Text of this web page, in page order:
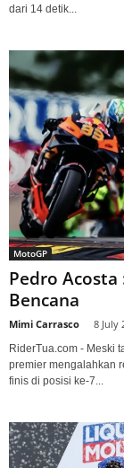
dari 14 detik...
MotoGP
Pedro
Bencana
Mimi Carrasco 8 July
RiderTua.com - Meski
premier mengalahkan
finis di posisi ke-7...